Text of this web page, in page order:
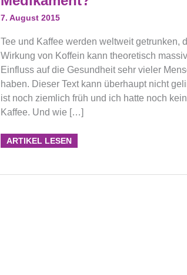
7. August 2015
Tee und Kaffee werden weltweit getrunken,
Wirkung von Koffein kann theoretisch
Einfluss auf die Gesundheit sehr vieler
haben. Dieser Text kann überhaupt nicht
ist noch ziemlich früh und ich hatte noch
Kaffee. Und wie […]
ARTIKEL LESEN